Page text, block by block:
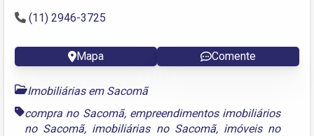
(11) 2946-3725
Mapa Comente
Imobiliárias em Sacomã
compra no Sacomã, empreendimentos imobiliários
no Sacomã, imobiliárias no Sacomã, imóveis no